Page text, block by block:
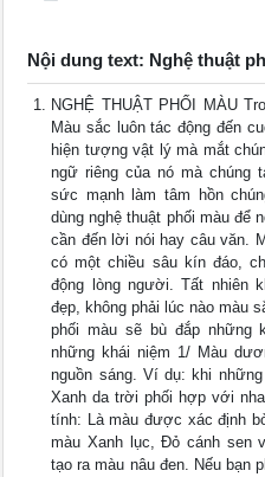
Nội dung text: Nghệ thuật
NGHỆ THUẬT PHỐI MÀU
Màu sắc luôn tác động đến
hiện tượng vật lý mà mắt
ngữ riêng của nó mà chúng
sức mạnh làm tâm hồn
dùng nghệ thuật phối màu để
cần đến lời nói hay câu văn.
có một chiều sâu kín đáo,
động lòng người. Tất nhiên
đẹp, không phải lúc nào màu
phối màu sẽ bù đắp những
những khái niệm 1/ Màu
nguồn sáng. Ví dụ: khi
Xanh da trời phối hợp với
tính: Là màu được xác định
màu Xanh lục, Đỏ cánh sen
tạo ra màu nâu đen. Nếu bạn